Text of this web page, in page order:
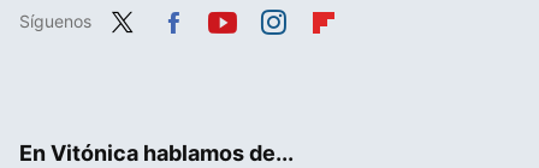
Síguenos
En Vitónica hablamos de...